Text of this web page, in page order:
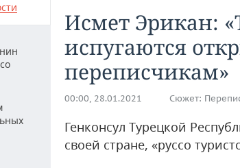
Исмет Эрикан:
испугаются
переписчикам»
00:00, 28.01.2021 Сюжет:
Генконсул Турецкой
своей стране, «руссо